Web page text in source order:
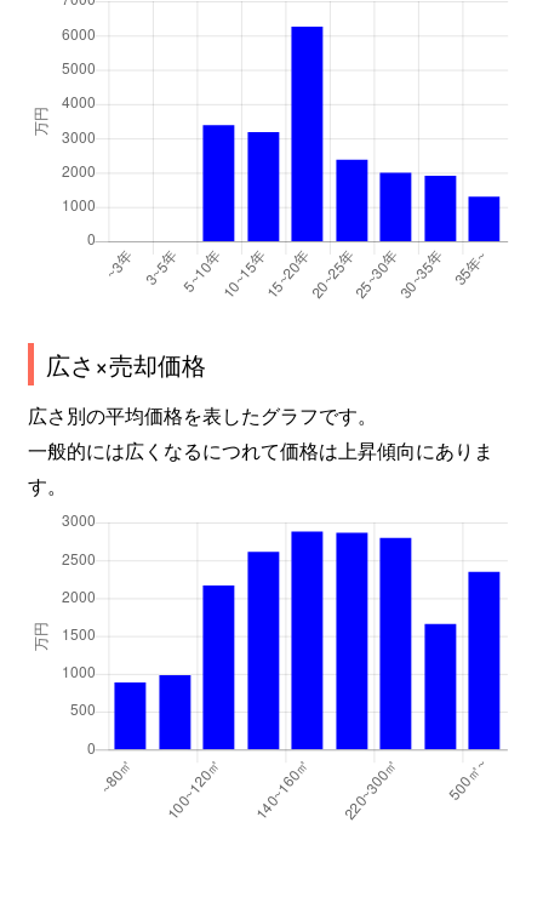
広さ×売却価格
広さ別の平均価格を表したグラフです。
一般的には広くなるにつれて価格は上昇傾向にありま
す。